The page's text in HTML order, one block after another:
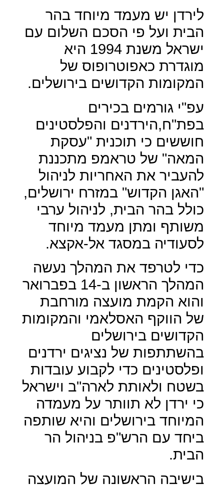
לירדן יש מעמד מיוחד בהר
הבית ועל פי הסכם השלום עם
ישראל משנת 1994 היא
מוגדרת כאפוטרופוס של
המקומות הקדושים בירושלים.
עפ"י גורמים בכירים
בפת"ח,הירדנים והפלסטינים
חוששים כי תוכנית "עסקת
המאה" של טראמפ מתכננת
להעביר את האחריות לניהול
"האגן הקדוש" במזרח ירושלים,
כולל בהר הבית, לניהול ערבי
משותף ומתן מעמד מיוחד
לסעודיה במסגד אל-אקצא.
כדי לטרפד את המהלך נעשה
המהלך הראשון ב-14 בפברואר
והוא הקמת מועצה מורחבת
של הווקף האסלאמי והמקומות
הקדושים בירושלים
בהשתתפות של נציגים ירדנים
ופלסטינים כדי לקבוע עובדות
בשטח ולאותת לארה"ב וישראל
כי ירדן לא תוותר על מעמדה
המיוחד בירושלים והיא שותפה
ביחד עם הרש"פ בניהול הר
הבית.
בישיבה הראשונה של המועצה